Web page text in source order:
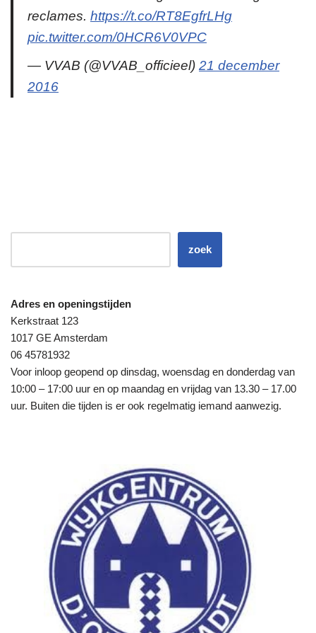
reclames. https://t.co/RT8EgfrLHg
pic.twitter.com/0HCR6V0VPC
— VVAB (@VVAB_officieel) 21 december
2016
zoek
Adres en openingstijden
Kerkstraat 123
1017 GE Amsterdam
06 45781932
Voor inloop geopend op dinsdag, woensdag en donderdag van
10:00 – 17:00 uur en op maandag en vrijdag van 13.30 – 17.00
uur. Buiten die tijden is er ook regelmatig iemand aanwezig.